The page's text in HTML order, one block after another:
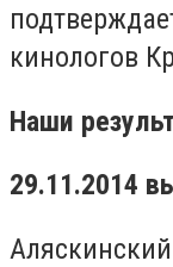
кинологов
Наши
29.11.2014